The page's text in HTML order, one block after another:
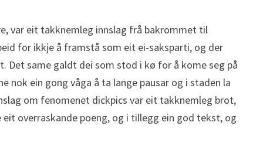
var eit takknemleg innslag frå bakrommet til
for ikkje å framstå som eit ei-saksparti, og der
Det same galdt dei som stod i kø for å kome seg på
nok ein gong våga å ta lange pausar og i staden la
om fenomenet dickpics var eit takknemleg brot,
overraskande poeng, og i tillegg ein god tekst, og